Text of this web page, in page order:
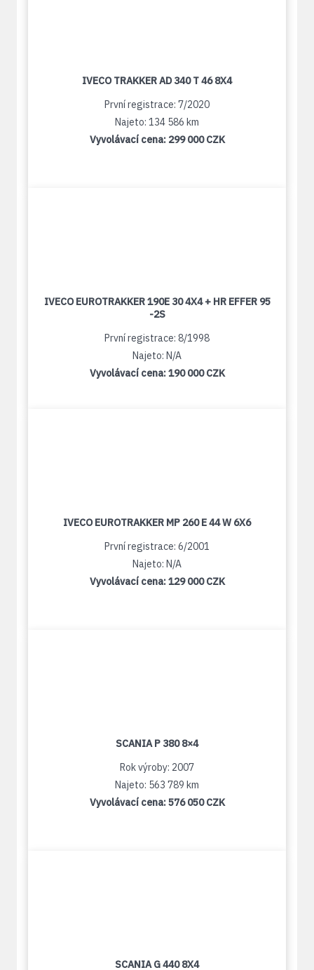
IVECO TRAKKER AD 340 T 46 8X4
První registrace: 7/2020
Najeto: 134 586 km
Vyvolávací cena: 299 000 CZK
IVECO EUROTRAKKER 190E 30 4X4 + HR EFFER 95
-2S
První registrace: 8/1998
Najeto: N/A
Vyvolávací cena:190 000 CZK
IVECO EUROTRAKKER MP 260 E 44 W 6X6
První registrace: 6/2001
Najeto: N/A
Vyvolávací cena:129 000 CZK
SCANIA P 380 8×4
Rok výroby: 2007
Najeto: 563 789 km
Vyvolávací cena:576 050 CZK
SCANIA G 440 8X4